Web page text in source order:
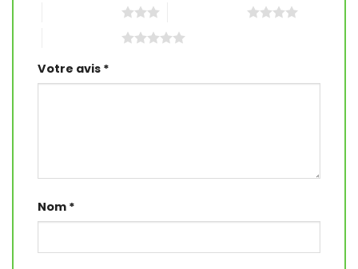
Votre avis *
Nom *